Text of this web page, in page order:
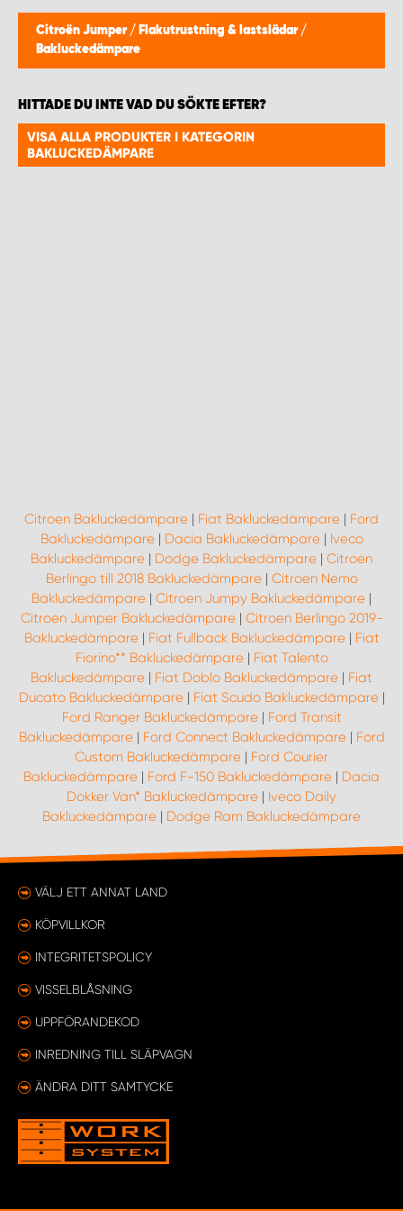
Citroën Jumper / Flakutrustning & lastslädar /
Bakluckedämpare
HITTADE DU INTE VAD DU SÖKTE EFTER?
VISA ALLA PRODUKTER I KATEGORIN
BAKLUCKEDÄMPARE
Citroen Bakluckedämpare | Fiat Bakluckedämpare | Ford
Bakluckedämpare| Dacia Bakluckedämpare| Iveco
Bakluckedämpare | Dodge Bakluckedämpare | Citroen
Berlingo till 2018 Bakluckedämpare| Citroen Nemo
Bakluckedämpare | Citroen Jumpy Bakluckedämpare |
Citroen Jumper Bakluckedämpare| Citroen Berlingo 2019-
Bakluckedämpare| Fiat Fullback Bakluckedämpare| Fiat
Fiorino** Bakluckedämpare| Fiat Talento
Bakluckedämpare | Fiat Doblo Bakluckedämpare | Fiat
Ducato Bakluckedämpare| Fiat Scudo Bakluckedämpare|
Ford Ranger Bakluckedämpare| Ford Transit
Bakluckedämpare| Ford Connect Bakluckedämpare| Ford
Custom Bakluckedämpare | Ford Courier
Bakluckedämpare | Ford F-150 Bakluckedämpare | Dacia
Dokker Van* Bakluckedämpare | Iveco Daily
Bakluckedämpare | Dodge Ram Bakluckedämpare
VÄLJ ETT ANNAT LAND
KÖPVILLKOR
INTEGRITETSPOLICY
VISSELBLÅSNING
UPPFÖRANDEKOD
INREDNING TILL SLÄPVAGN
ÄNDRA DITT SAMTYCKE
WORK SYSTEM JÖNKÖPING
WORK SYSTEM KALMAR
WORK SYSTEM KARLSTAD
WORK SYSTEM STAFFANSTORP
WORK SYSTEM STOCKHOLM NORR
WORK SYSTEM STOCKHOLM SYD
WORK SYSTEM SUNDSVALL
WORK SYSTEM TRESTAD
WORK SYSTEM UMEÅ
WORK SYSTEM VARBERG
WORK SYSTEM VÄRNAMO
WORK SYSTEM VÄSTERÅS
WORK SYSTEM VÄXJÖ
WORK SYSTEM ÖREBRO
WORK SYSTEM ÖSTERSUND